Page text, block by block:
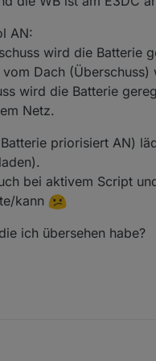
AN:
wird die Batterie
Dach (Überschuss)
wird die Batterie
Netz.
priorisiert AN)
bei aktivem Script
kann
ich übersehen habe?